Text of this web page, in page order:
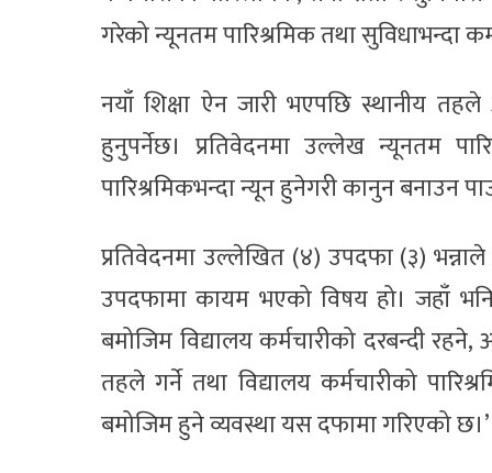
गरेको न्यूनतम पारिश्रमिक तथा सुविधाभन्दा
नयाँ शिक्षा ऐन जारी भएपछि स्थानीय
हुनुपर्नेछ। प्रतिवेदनमा उल्लेख न्यूनतम
पारिश्रमिकभन्दा न्यून हुनेगरी कानुन बनाउन
प्रतिवेदनमा उल्लेखित (४) उपदफा (३)
उपदफामा कायम भएको विषय हो। जहाँ
बमोजिम विद्यालय कर्मचारीको दरबन्दी
तहले गर्ने तथा विद्यालय कर्मचारीको
बमोजिम हुने व्यवस्था यस दफामा गरिएको छ।’